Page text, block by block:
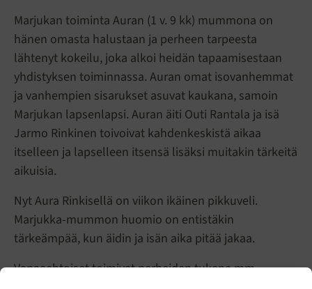
Marjukan toiminta Auran (1 v. 9 kk) mummona on
hänen omasta halustaan ja perheen tarpeesta
lähtenyt kokeilu, joka alkoi heidän tapaamisestaan
yhdistyksen toiminnassa. Auran omat isovanhemmat
ja vanhempien sisarukset asuvat kaukana, samoin
Marjukan lapsenlapsi. Auran äiti Outi Rantala ja isä
Jarmo Rinkinen toivoivat kahdenkeskistä aikaa
itselleen ja lapselleen itsensä lisäksi muitakin tärkeitä
aikuisia.
Nyt Aura Rinkisellä on viikon ikäinen pikkuveli.
Marjukka-mummon huomio on entistäkin
tärkeämpää, kun äidin ja isän aika pitää jakaa.
Vapaaehtoiset toimivat perheiden tukena mm.